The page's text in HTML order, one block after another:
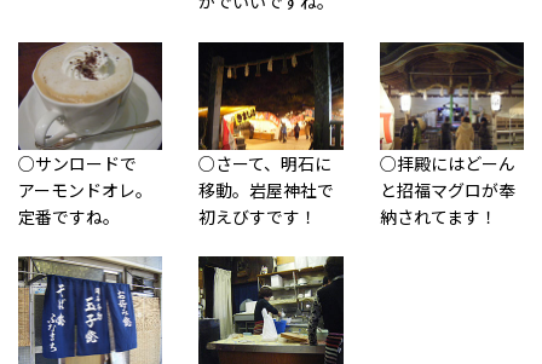
○サンロードで
アーモンドオレ。
定番ですね。
○さーて、明石に
移動。岩屋神社で
初えびすです！
○拝殿にはどーん
と招福マグロが奉
納されてます！